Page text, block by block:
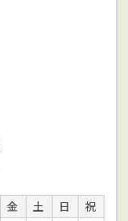
金 土 日
祝